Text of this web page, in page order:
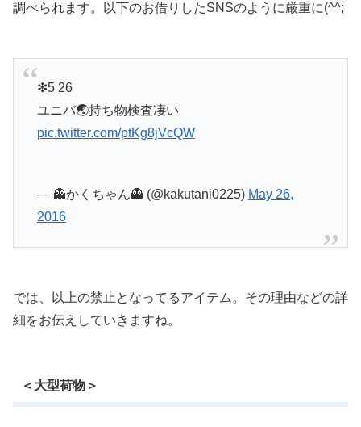
調べられます。以下のお借りしたSNSのように厳重に(^^;
❇5 26
ユニバ🌏持ち物検査凄い
pic.twitter.com/ptKg8jVcQW
— 👻かくちゃん👻 (@kakutani0225) May 26,
2016
では、以上の禁止となってるアイテム。その理由などの詳
細をお伝えしていきますね。
＜大型荷物＞